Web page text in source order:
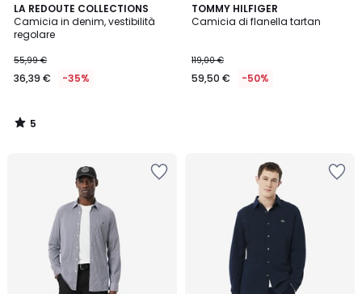
LA REDOUTE COLLECTIONS
Camicia in denim, vestibilità
regolare
55,99 €
36,39 € -35%
5
/
5
5
/
TOMMY HILFIGER
Camicia di flanella tartan
119,00 €
59,50 € -50%